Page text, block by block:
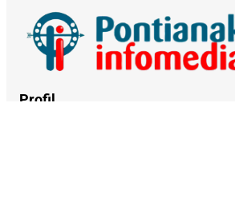
Profil